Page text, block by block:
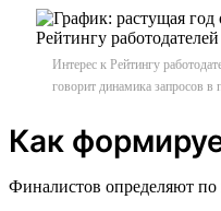
Интерес к Рейтингу
говорит динамика запросов в
Как
Финалистов определяют по